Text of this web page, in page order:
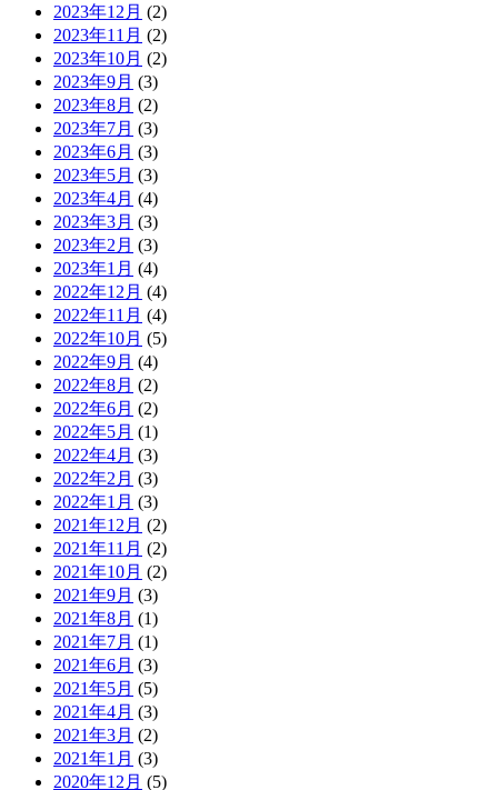
2023年12月 (2)
2023年11月 (2)
2023年10月 (2)
2023年9月 (3)
2023年8月 (2)
2023年7月 (3)
2023年6月 (3)
2023年5月 (3)
2023年4月 (4)
2023年3月 (3)
2023年2月 (3)
2023年1月 (4)
2022年12月 (4)
2022年11月 (4)
2022年10月 (5)
2022年9月 (4)
2022年8月 (2)
2022年6月 (2)
2022年5月 (1)
2022年4月 (3)
2022年2月 (3)
2022年1月 (3)
2021年12月 (2)
2021年11月 (2)
2021年10月 (2)
2021年9月 (3)
2021年8月 (1)
2021年7月 (1)
2021年6月 (3)
2021年5月 (5)
2021年4月 (3)
2021年3月 (2)
2021年1月 (3)
2020年12月 (5)